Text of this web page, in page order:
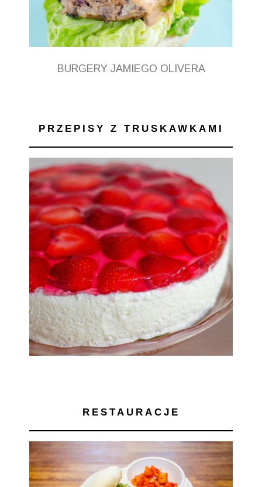
BURGERY JAMIEGO OLIVERA
PRZEPISY Z TRUSKAWKAMI
RESTAURACJE